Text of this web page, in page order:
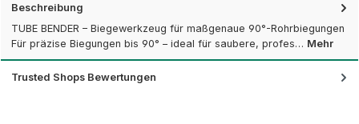
Beschreibung
TUBE BENDER – Biegewerkzeug für maßgenaue 90°-Rohrbiegungen
Für präzise Biegungen bis 90° – ideal für saubere, profes… Mehr
Trusted Shops Bewertungen